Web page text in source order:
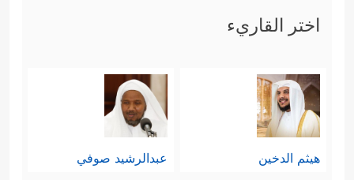
اختر القاريء
هيثم الدخين عبدالرشيد صوفي